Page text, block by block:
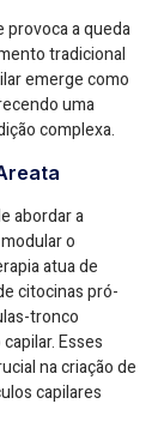
provoca a queda
tradicional
emerge como
uma
complexa.
abordar a
o
atua de
citocinas pró-
tronco
Esses
na criação de
capilares